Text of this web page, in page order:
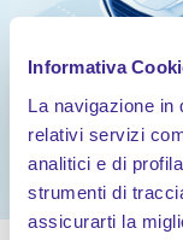
Informativa
La navigazione in
relativi servizi
analitici e di
strumenti di
assicurarti la